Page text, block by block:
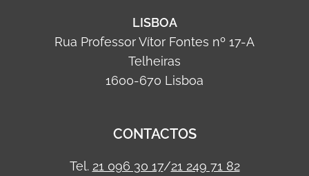
LISBOA
Rua Professor Vítor Fontes nº 17-A
Telheiras
1600-670 Lisboa
CONTACTOS
Tel. 21 096 30 17/21 249 71 82